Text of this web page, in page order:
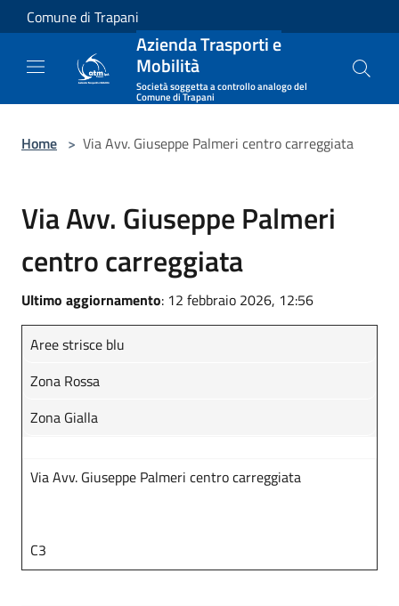
Salta al contenuto principale
Comune di Trapani
Azienda Trasporti e
Mobilità
Società soggetta a controllo analogo del
Comune di Trapani
Home > Via Avv. Giuseppe Palmeri centro carreggiata
Via Avv. Giuseppe Palmeri
centro carreggiata
Ultimo aggiornamento: 12 febbraio 2026, 12:56
Aree strisce blu
Zona Rossa
Zona Gialla
Via Avv. Giuseppe Palmeri centro carreggiata
C3